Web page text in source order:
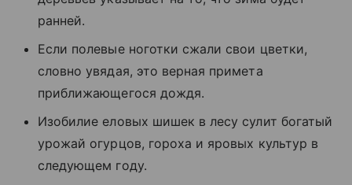
ранней.
Если полевые ноготки сжали свои цветки,
словно увядая, это верная примета
приближающегося дождя.
Изобилие еловых шишек в лесу сулит богатый
урожай огурцов, гороха и яровых культур в
следующем году.